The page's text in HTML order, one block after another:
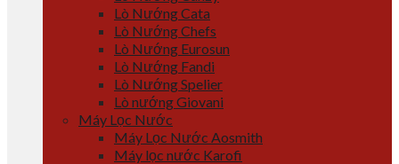
Lò Nướng Cata
Lò Nướng Chefs
Lò Nướng Eurosun
Lò Nướng Fandi
Lò Nướng Spelier
Lò nướng Giovani
Máy Lọc Nước
Máy Lọc Nước Aosmith
Máy lọc nước Karofi